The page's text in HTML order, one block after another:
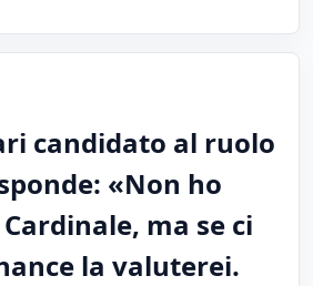
candidato al ruolo
«Non ho
ma se ci
la valuterei.